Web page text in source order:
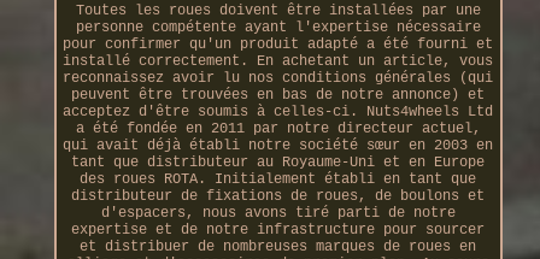
Toutes les roues doivent être installées par une
personne compétente ayant l'expertise nécessaire
pour confirmer qu'un produit adapté a été fourni et
installé correctement. En achetant un article, vous
reconnaissez avoir lu nos conditions générales (qui
peuvent être trouvées en bas de notre annonce) et
acceptez d'être soumis à celles-ci. Nuts4wheels Ltd
a été fondée en 2011 par notre directeur actuel,
qui avait déjà établi notre société sœur en 2003 en
tant que distributeur au Royaume-Uni et en Europe
des roues ROTA. Initialement établi en tant que
distributeur de fixations de roues, de boulons et
d'espacers, nous avons tiré parti de notre
expertise et de notre infrastructure pour sourcer
et distribuer de nombreuses marques de roues en